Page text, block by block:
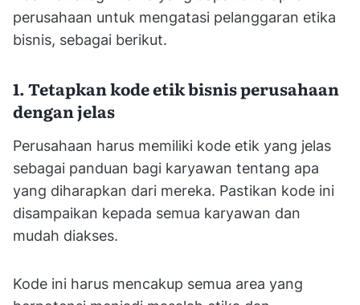
perusahaan untuk mengatasi pelanggaran etika
bisnis, sebagai berikut.
1. Tetapkan kode etik bisnis perusahaan
dengan jelas
Perusahaan harus memiliki kode etik yang jelas
sebagai panduan bagi karyawan tentang apa
yang diharapkan dari mereka. Pastikan kode ini
disampaikan kepada semua karyawan dan
mudah diakses.
Kode ini harus mencakup semua area yang